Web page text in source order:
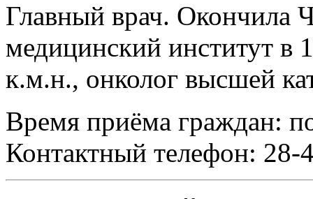
Главный врач. Окончила
медицинский институт в
к.м.н., онколог высшей
Время приёма граждан:
Контактный телефон: 28-